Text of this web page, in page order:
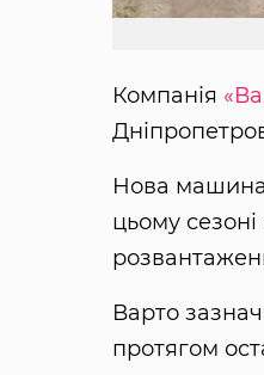
Компанія
Нова
цьому сезоні
Варто
протягом